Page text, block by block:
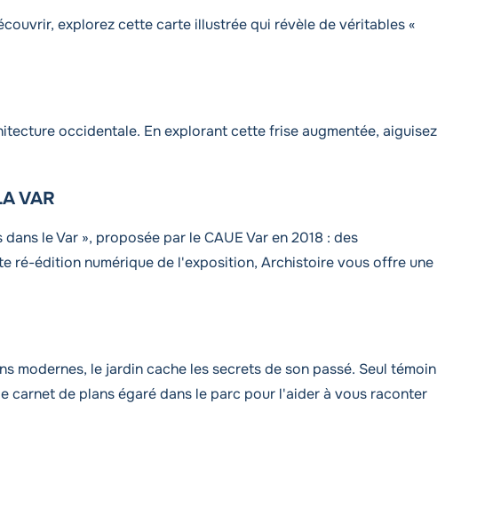
explorez cette carte illustrée qui révèle de véritables «
occidentale. En explorant cette frise augmentée, aiguisez
VAR
le Var », proposée par le CAUE Var en 2018 : des
ré-édition numérique de l'exposition, Archistoire vous offre une
le jardin cache les secrets de son passé. Seul témoin
carnet de plans égaré dans le parc pour l'aider à vous raconter